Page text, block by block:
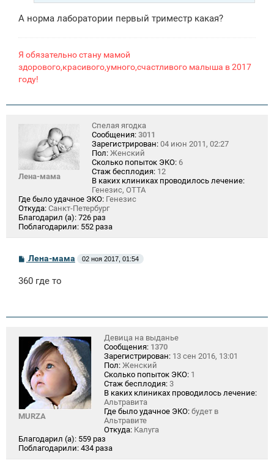
А норма лаборатории первый триместр какая?
Я обязательно стану мамой
здорового,красивого,умного,счастливого малыша в 2017
году!
Лена-мама
Спелая ягодка
Сообщения: 3011
Зарегистрирован: 04 июн 2011, 02:27
Пол: Женский
Сколько попыток ЭКО: 6
Стаж бесплодия: 12
В каких клиниках проводилось лечение:
Генезис, ОТТА
Где было удачное ЭКО: Генезис
Откуда: Санкт-Петербург
Благодарил (а): 726 раз
Поблагодарили: 552 раза
С
о
б
и
Лена-мама 02 ноя 2017, 01:54
360 где то
MURZA
Девица на выданье
Сообщения: 1370
Зарегистрирован: 13 сен 2016, 13:01
Пол: Женский
Сколько попыток ЭКО: 1
Стаж бесплодия: 3
В каких клиниках проводилось лечение:
Альтравита
Где было удачное ЭКО: будет в
Альтравите
Откуда: Калуга
Благодарил (а): 559 раз
Поблагодарили: 434 раза